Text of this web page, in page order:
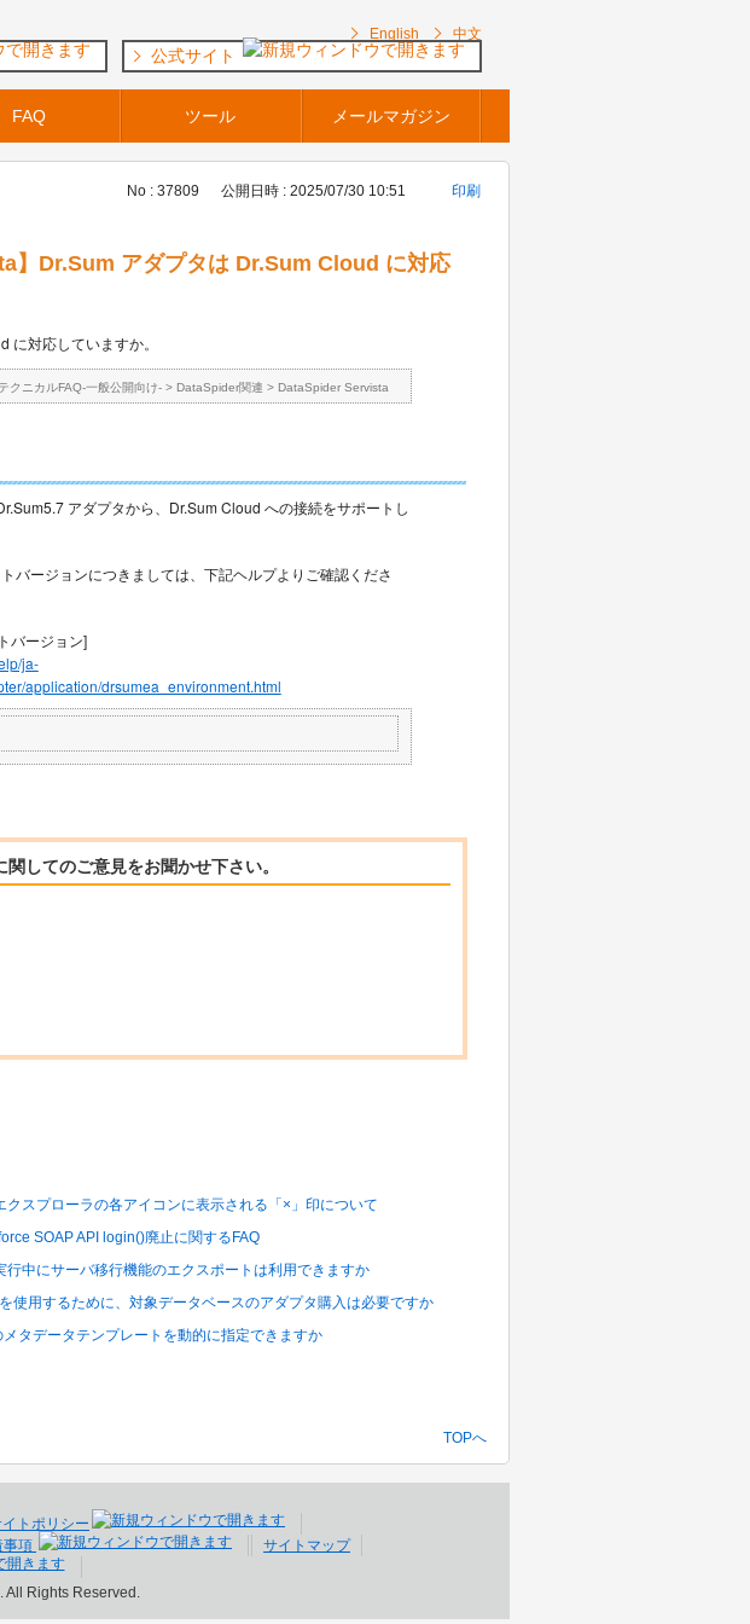
English 中文
FAQ ツール メールマガジン
公式サイト
No : 37809 公開日時 : 2025/07/30 10:51 印刷
】Dr.Sum アダプタは Dr.Sum Cloud に対応
に対応していますか。
テクニカルFAQ-一般公開向け-> DataSpider関連 > DataSpider Servista
アダプタから、Dr.Sum Cloud への接続をサポートし
バージョンにつきましては、下記ヘルプよりご確認くださ
バージョン]
ja-
application/drsumea_environment.html
関してのご意見をお聞かせ下さい。
クスプローラの各アイコンに表示される「×」印について
SOAP API login()廃止に関するFAQ
行中にサーバ移行機能のエクスポートは利用できますか
使用するために、対象データベースのアダプタ購入は必要ですか
タデータテンプレートを動的に指定できますか
TOPへ
トポリシー
事項
サイトマップ
All Rights Reserved.